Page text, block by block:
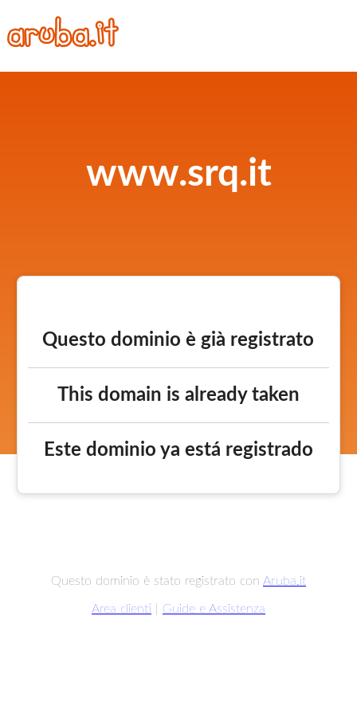
www.srq.it
Questo dominio è già registrato
This domain is already taken
Este dominio ya está registrado
Questo dominio è stato registrato con Aruba.it
Area clienti Guide e Assistenza